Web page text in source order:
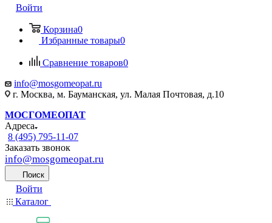
Войти
Корзина0
Избранные товары0
Сравнение товаров0
info@mosgomeopat.ru
г. Москва, м. Бауманская, ул. Малая Почтовая, д.10
МОСГОМЕОПАТ
Адреса
8 (495) 795-11-07
Заказать звонок
info@mosgomeopat.ru
Поиск
Войти
Каталог